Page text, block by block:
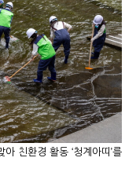
친환경 활동 ‘청계아띠’를